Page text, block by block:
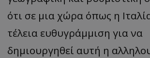
ότι σε μια χώρα όπως η
τέλεια ευθυγράμμιση για να
δημιουργηθεί αυτή η